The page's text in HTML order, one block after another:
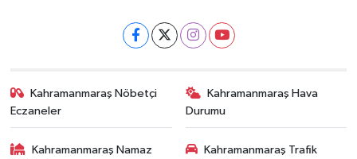
Kahramanmaraş Nöbetçi
Eczaneler
Kahramanmaraş Hava
Durumu
Kahramanmaraş Namaz
Kahramanmaraş Trafik